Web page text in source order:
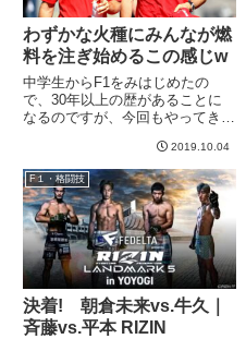
わずかな火種にみんなが燃
料を注ぎ始めるこの感じw
中学生からF1をみはじめたの
で、30年以上の歴があることに
なるのですが、今回もやってきま
なや、皆で盛大に燃料を与え、風
を送り込むこの感じ！ロシアGP
での出来事をきっかけに、ベッテ
ルとルクレールの関係悪化を狙う
思...
2019.10.04
F１・格闘技
決着! 朝倉未来vs.牛久｜
斉藤vs.平本 RIZIN